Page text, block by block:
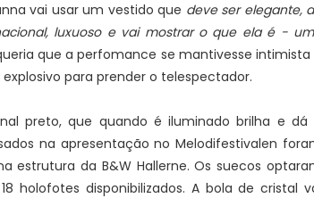
vai usar um vestido que deve ser elegante,
luxuoso e vai mostrar o que ela é -
que a perfomance se mantivesse intimista
para prender o telespectador.
preto, que quando é iluminado brilha e dá
na apresentação no Melodifestivalen
estrutura da B&W Hallerne. Os suecos
holofotes disponibilizados. A bola de cristal